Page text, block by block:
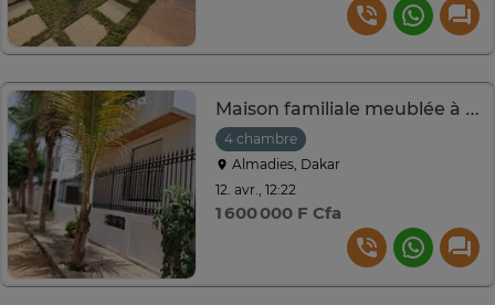
Maison familiale meublée à louer – Almadies
4 chambre
Almadies, Dakar
12. avr., 12:22
1 600 000 F Cfa